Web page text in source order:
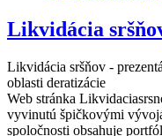
Likvidácia
Likvidácia sršňov -
oblasti deratizácie
Web stránka
vyvinutú špičkovými
spoločnosti obsahuje